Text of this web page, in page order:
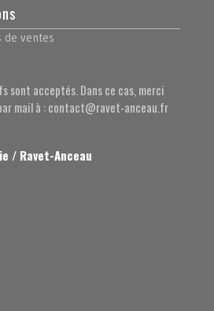
de ventes
sont acceptés. Dans ce cas, merci
mail à : contact@ravet-anceau.fr
/ Ravet-Anceau